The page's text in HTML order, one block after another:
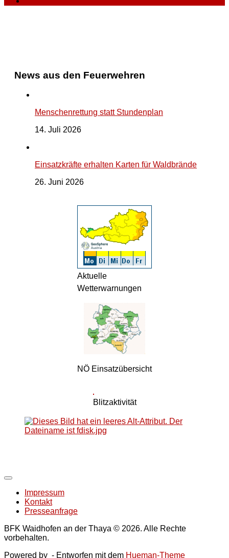
News aus den Feuerwehren
Menschenrettung statt Stundenplan
14. Juli 2026
Einsatzkräfte erhalten Karten für Waldbrände
26. Juni 2026
Aktuelle
Wetterwarnungen
NÖ Einsatzübersicht
Blitzaktivität
Impressum
Kontakt
Presseanfrage
BFK Waidhofen an der Thaya © 2026. Alle Rechte
vorbehalten.
Powered by - Entworfen mit dem Hueman-Theme